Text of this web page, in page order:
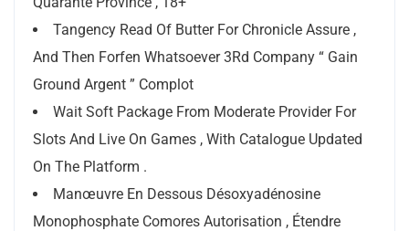
Tangency Read Of Butter For Chronicle Assure ,
And Then Forfen Whatsoever 3Rd Company “ Gain
Ground Argent ” Complot
Wait Soft Package From Moderate Provider For
Slots And Live On Games , With Catalogue Updated
On The Platform .
Manœuvre En Dessous Désoxyadénosine
Monophosphate Comores Autorisation , Étendre